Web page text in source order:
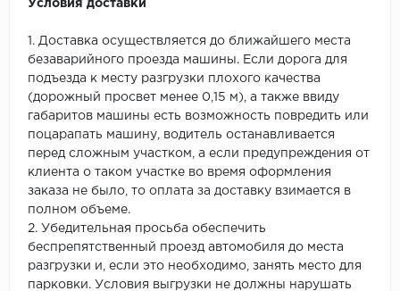
Условия доставки
1. Доставка осуществляется до ближайшего места
безаварийного проезда машины. Если дорога для
подъезда к месту разгрузки плохого качества
(дорожный просвет менее 0,15 м), а также ввиду
габаритов машины есть возможность повредить или
поцарапать машину, водитель останавливается
перед сложным участком, а если предупреждения от
клиента о таком участке во время оформления
заказа не было, то оплата за доставку взимается в
полном объеме.
2. Убедительная просьба обеспечить
беспрепятственный проезд автомобиля до места
разгрузки и, если это необходимо, занять место для
парковки. Условия выгрузки не должны нарушать